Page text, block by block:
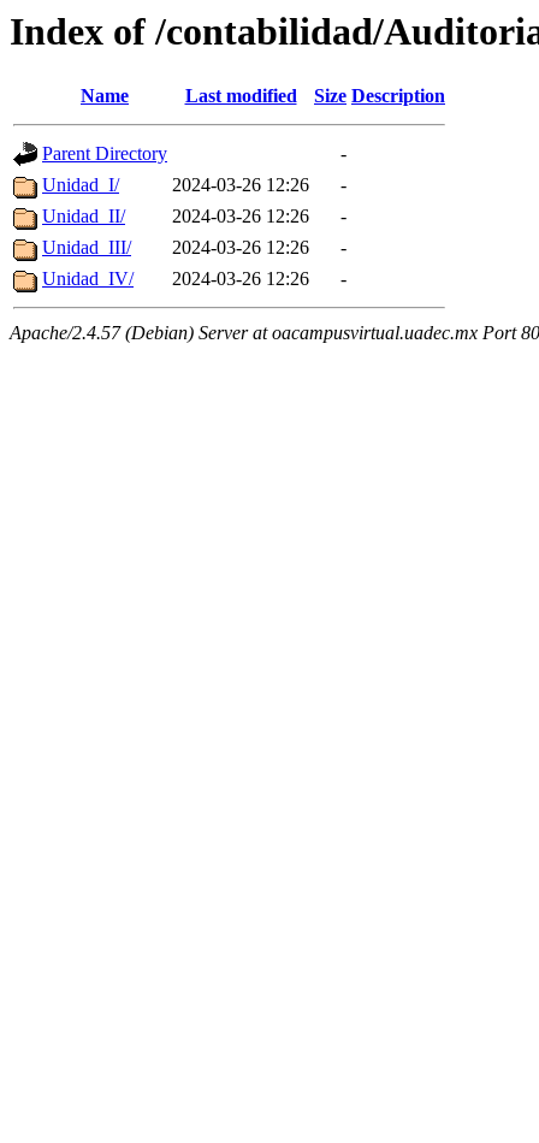
Index of /contabilidad/
Name Last modified Size Description
Parent Directory
-
Unidad_I/
2024-03-26 12:26
-
Unidad_II/
2024-03-26 12:26
-
Unidad_III/
2024-03-26 12:26
-
Unidad_IV/
2024-03-26 12:26 -
Apache/2.4.57 (Debian) Server at oacampusvirtual.uadec.mx Port 80